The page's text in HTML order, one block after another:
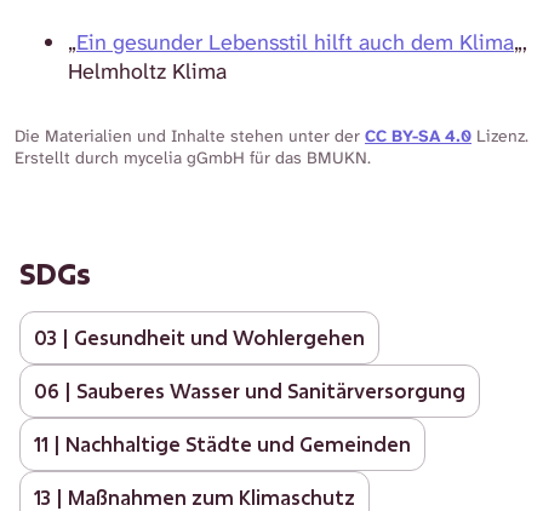
„Ein gesunder Lebensstil hilft auch dem Klima„,
Helmholtz Klima
Die Materialien und Inhalte stehen unter der CC BY-SA 4.0 Lizenz.
Erstellt durch mycelia gGmbH für das BMUKN.
SDGs
03 | Gesundheit und Wohlergehen
06 | Sauberes Wasser und Sanitärversorgung
11 | Nachhaltige Städte und Gemeinden
13 | Maßnahmen zum Klimaschutz